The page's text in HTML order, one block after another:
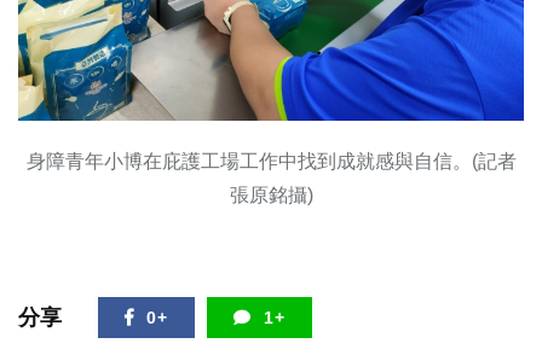
身障青年小博在庇護工場工作中找到成就感與自信。(記者
張原銘攝)
分享 0+ 1+